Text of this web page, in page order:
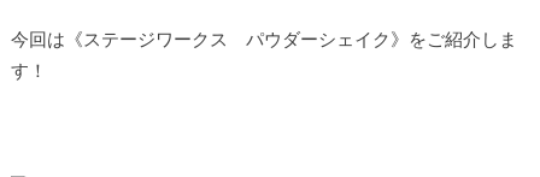
今回は《ステージワークス パウダーシェイク》をご紹介しま
す！